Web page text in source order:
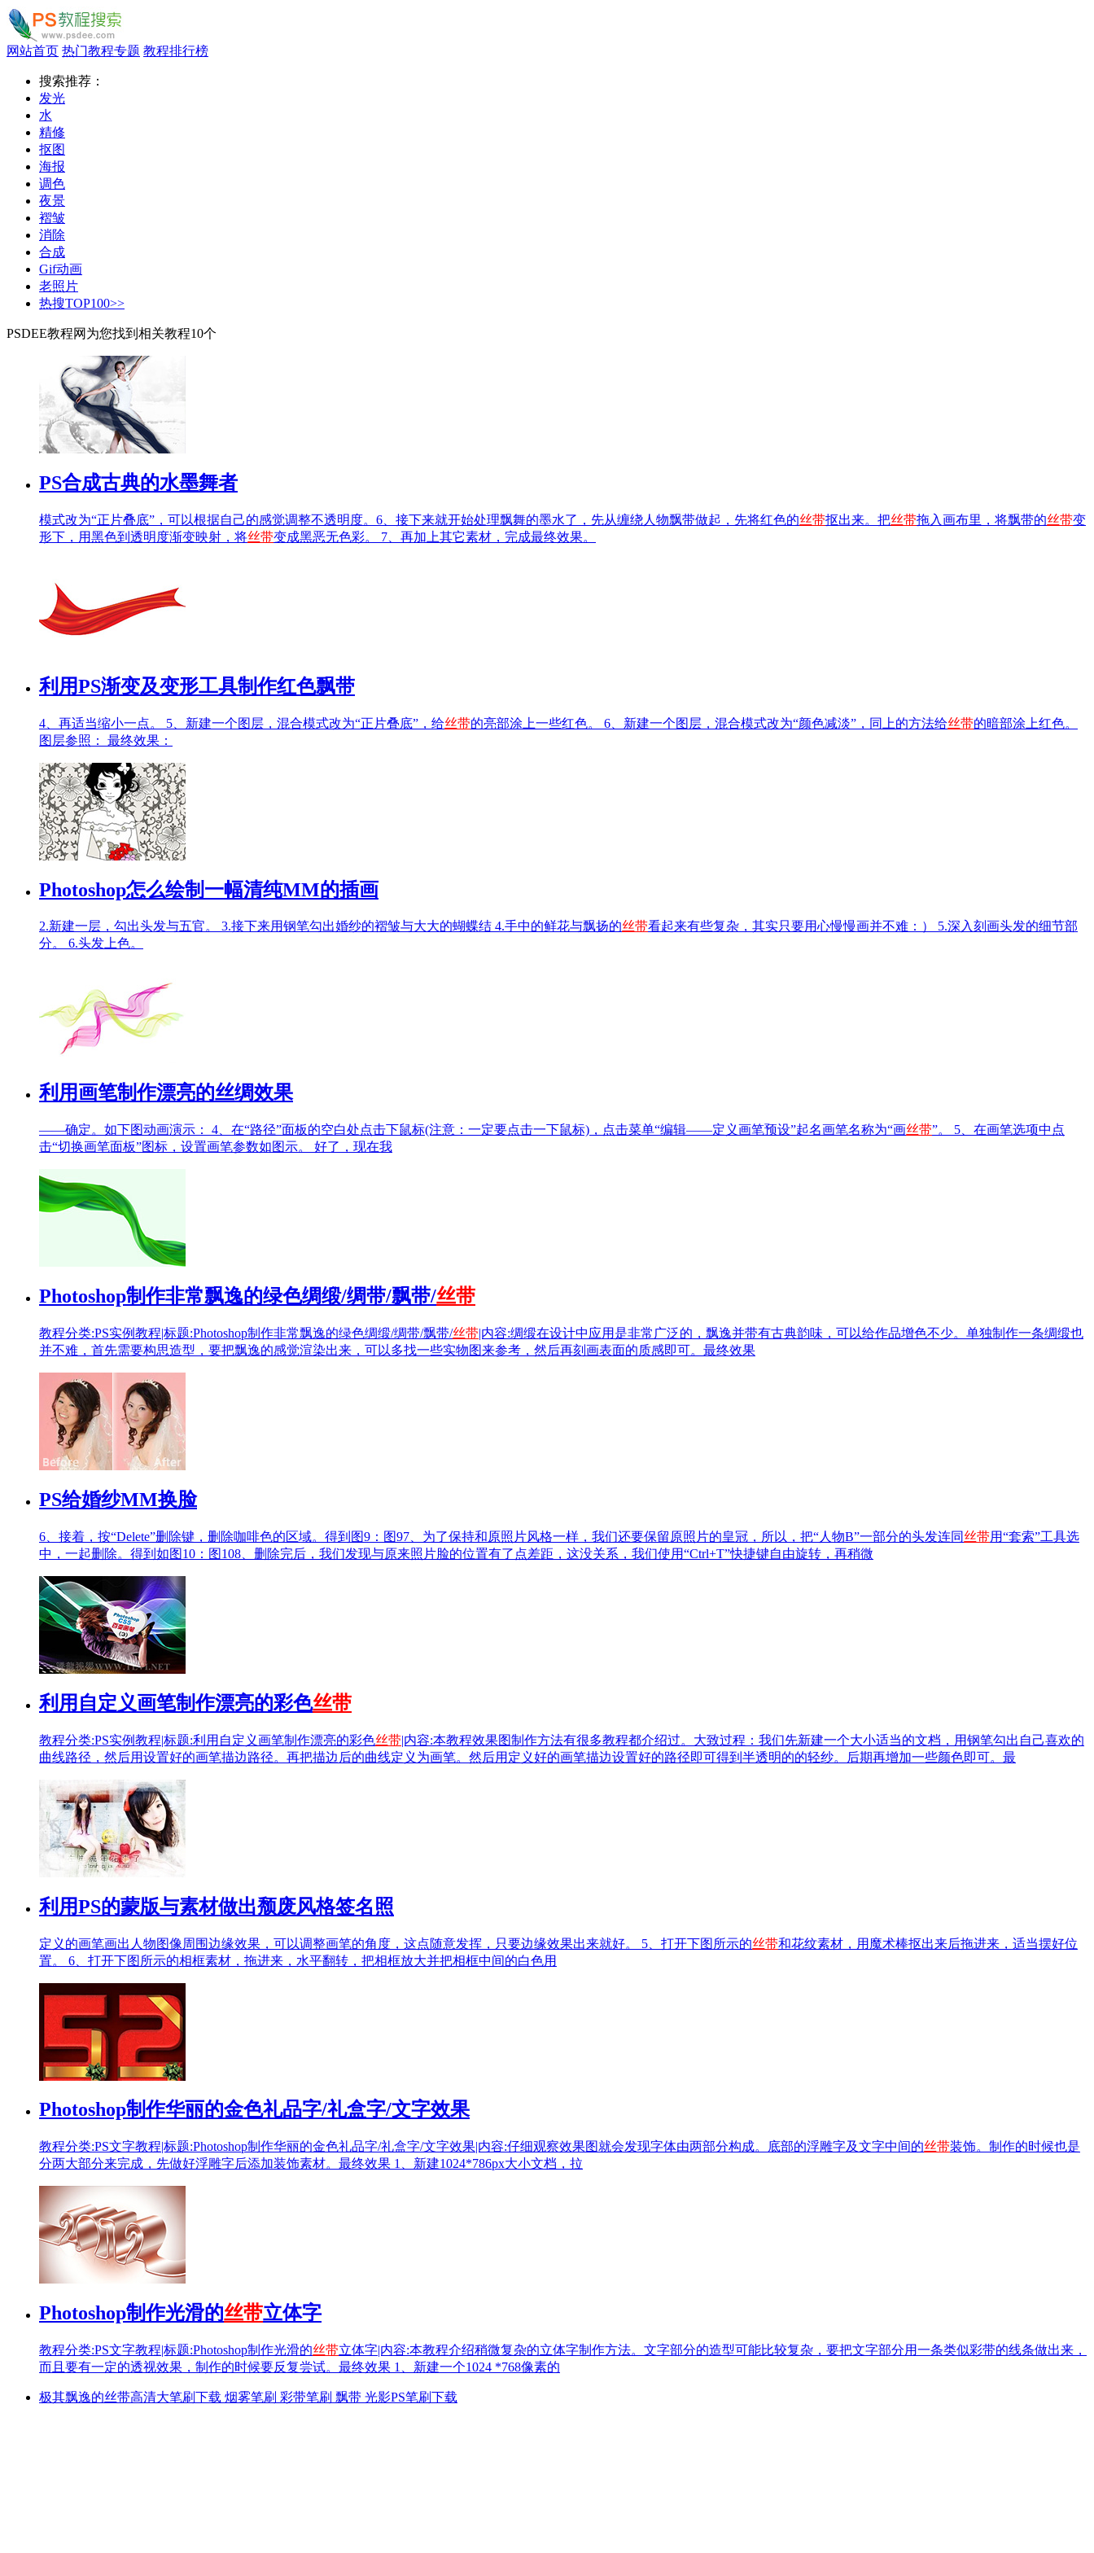
网站首页 热门教程专题 教程排行榜
搜索推荐：
发光
水
精修
抠图
海报
调色
夜景
褶皱
消除
合成
Gif动画
老照片
热搜TOP100>>
PSDEE教程网为您找到相关教程10个
PS合成古典的水墨舞者
模式改为“正片叠底”，可以根据自己的感觉调整不透明度。6、接下来就开始处理飘舞的墨水了，先从缠绕人物飘带做起，先将红色的丝带抠出来。把丝带拖入画布里，将飘带的丝带变
形下，用黑色到透明度渐变映射，将丝带变成黑恶无色彩。 7、再加上其它素材，完成最终效果。
利用PS渐变及变形工具制作红色飘带
4、再适当缩小一点。 5、新建一个图层，混合模式改为“正片叠底”，给丝带的亮部涂上一些红色。 6、新建一个图层，混合模式改为“颜色减淡”，同上的方法给丝带的暗部涂上红色。
图层参照： 最终效果：
Photoshop怎么绘制一幅清纯MM的插画
2.新建一层，勾出头发与五官。 3.接下来用钢笔勾出婚纱的褶皱与大大的蝴蝶结 4.手中的鲜花与飘扬的丝带看起来有些复杂，其实只要用心慢慢画并不难：） 5.深入刻画头发的细节部
分。 6.头发上色。
利用画笔制作漂亮的丝绸效果
——确定。如下图动画演示： 4、在“路径”面板的空白处点击下鼠标(注意：一定要点击一下鼠标)，点击菜单“编辑——定义画笔预设”起名画笔名称为“画丝带”。 5、在画笔选项中点
击“切换画笔面板”图标，设置画笔参数如图示。 好了，现在我
Photoshop制作非常飘逸的绿色绸缎/绸带/飘带/丝带
教程分类:PS实例教程|标题:Photoshop制作非常飘逸的绿色绸缎/绸带/飘带/丝带|内容:绸缎在设计中应用是非常广泛的，飘逸并带有古典韵味，可以给作品增色不少。单独制作一条绸缎也
并不难，首先需要构思造型，要把飘逸的感觉渲染出来，可以多找一些实物图来参考，然后再刻画表面的质感即可。最终效果
PS给婚纱MM换脸
6、接着，按“Delete”删除键，删除咖啡色的区域。得到图9：图97、为了保持和原照片风格一样，我们还要保留原照片的皇冠，所以，把“人物B”一部分的头发连同丝带用“套索”工具选
中，一起删除。得到如图10：图108、删除完后，我们发现与原来照片脸的位置有了点差距，这没关系，我们使用“Ctrl+T”快捷键自由旋转，再稍微
利用自定义画笔制作漂亮的彩色丝带
教程分类:PS实例教程|标题:利用自定义画笔制作漂亮的彩色丝带|内容:本教程效果图制作方法有很多教程都介绍过。大致过程：我们先新建一个大小适当的文档，用钢笔勾出自己喜欢的
曲线路径，然后用设置好的画笔描边路径。再把描边后的曲线定义为画笔。然后用定义好的画笔描边设置好的路径即可得到半透明的的轻纱。后期再增加一些颜色即可。最
利用PS的蒙版与素材做出颓废风格签名照
定义的画笔画出人物图像周围边缘效果，可以调整画笔的角度，这点随意发挥，只要边缘效果出来就好。 5、打开下图所示的丝带和花纹素材，用魔术棒抠出来后拖进来，适当摆好位
置。 6、打开下图所示的相框素材，拖进来，水平翻转，把相框放大并把相框中间的白色用
Photoshop制作华丽的金色礼品字/礼盒字/文字效果
教程分类:PS文字教程|标题:Photoshop制作华丽的金色礼品字/礼盒字/文字效果|内容:仔细观察效果图就会发现字体由两部分构成。底部的浮雕字及文字中间的丝带装饰。制作的时候也是
分两大部分来完成，先做好浮雕字后添加装饰素材。最终效果 1、新建1024*786px大小文档，拉
Photoshop制作光滑的丝带立体字
教程分类:PS文字教程|标题:Photoshop制作光滑的丝带立体字|内容:本教程介绍稍微复杂的立体字制作方法。文字部分的造型可能比较复杂，要把文字部分用一条类似彩带的线条做出来，
而且要有一定的透视效果，制作的时候要反复尝试。最终效果 1、新建一个1024 *768像素的
极其飘逸的丝带高清大笔刷下载 烟雾笔刷 彩带笔刷 飘带 光影PS笔刷下载